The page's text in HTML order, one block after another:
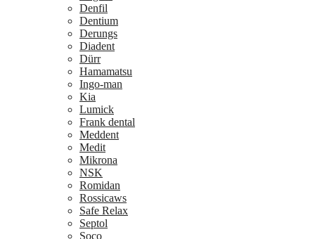
Denfil
Dentium
Derungs
Diadent
Dürr
Hamamatsu
Ingo-man
Kia
Lumick
Frank dental
Meddent
Medit
Mikrona
NSK
Romidan
Rossicaws
Safe Relax
Septol
Soco